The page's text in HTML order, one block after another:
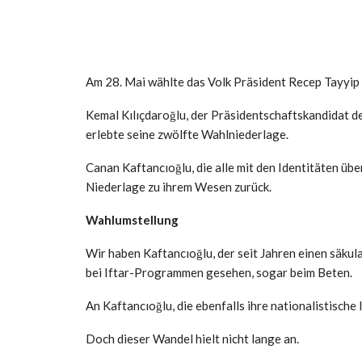
Am 28. Mai wählte das Volk Präsident Recep
Kemal Kılıçdaroğlu, der Präsidentschaftskandidat
erlebte seine zwölfte Wahlniederlage.
Canan Kaftancıoğlu, die alle mit den Identitäten
Niederlage zu ihrem Wesen zurück.
Wahlumstellung
Wir haben Kaftancıoğlu, der seit Jahren einen
bei Iftar-Programmen gesehen, sogar beim Beten.
An Kaftancıoğlu, die ebenfalls ihre
Doch dieser Wandel hielt nicht lange an.